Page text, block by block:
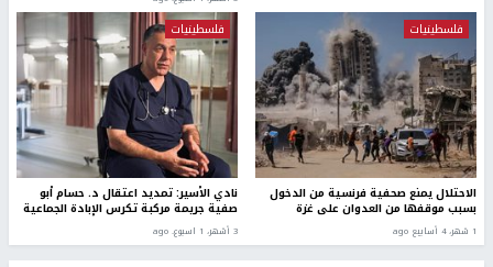
فلسطينيات
الاحتلال يمنع صحفية فرنسية من الدخول
بسبب موقفها من العدوان على غزة
1 شهر، 4 أسابيع ago
فلسطينيات
نادي الأسير: تمديد اعتقال د. حسام أبو
صفية جريمة مركبة تكرس الإبادة الجماعية
3 أشهر، 1 اسبوع. ago